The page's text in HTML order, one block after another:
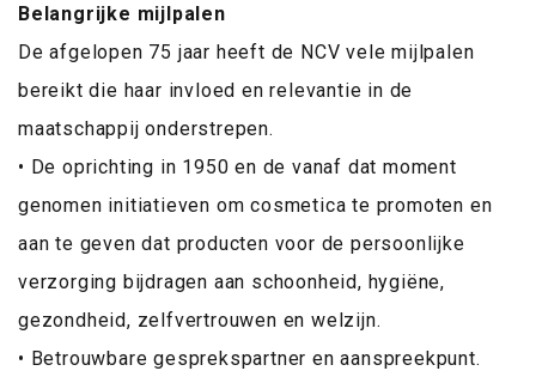
Belangrijke mijlpalen
De afgelopen 75 jaar heeft de NCV vele mijlpalen
bereikt die haar invloed en relevantie in de
maatschappij onderstrepen.
• De oprichting in 1950 en de vanaf dat moment
genomen initiatieven om cosmetica te promoten en
aan te geven dat producten voor de persoonlijke
verzorging bijdragen aan schoonheid, hygiëne,
gezondheid, zelfvertrouwen en welzijn.
• Betrouwbare gesprekspartner en aanspreekpunt.